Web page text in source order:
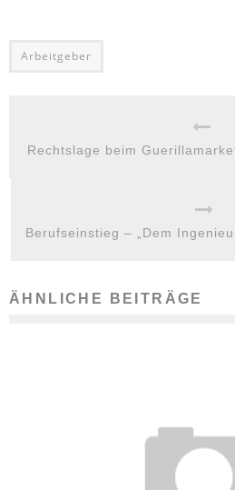
Arbeitgeber
Rechtslage beim
Berufseinstieg – „Dem
ÄHNLICHE BEITRÄGE